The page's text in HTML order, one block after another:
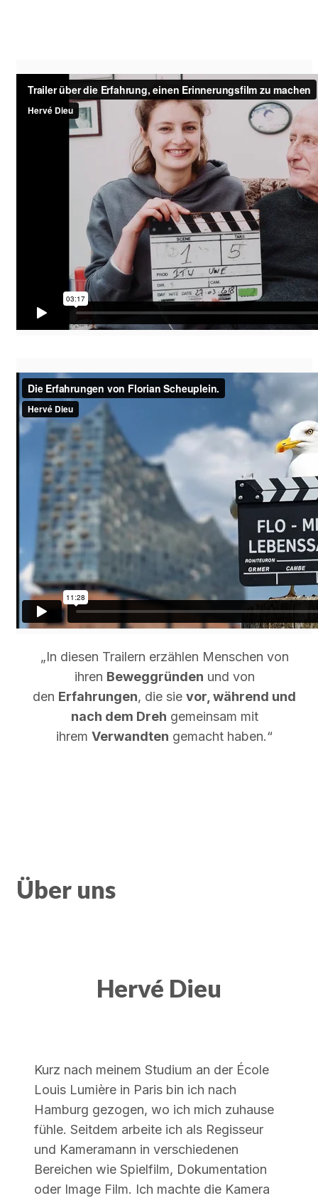
„In diesen Trailern erzählen Menschen von
ihren Beweggründen und von
den Erfahrungen, die sie vor, während und
nach dem Dreh gemeinsam mit
ihrem Verwandten gemacht haben.“
Über uns
Hervé Dieu
Kurz nach meinem Studium an der École
Louis Lumière in Paris bin ich nach
Hamburg gezogen, wo ich mich zuhause
fühle. Seitdem arbeite ich als Regisseur
und Kameramann in verschiedenen
Bereichen wie Spielfilm, Dokumentation
oder Image Film. Ich machte die Kamera